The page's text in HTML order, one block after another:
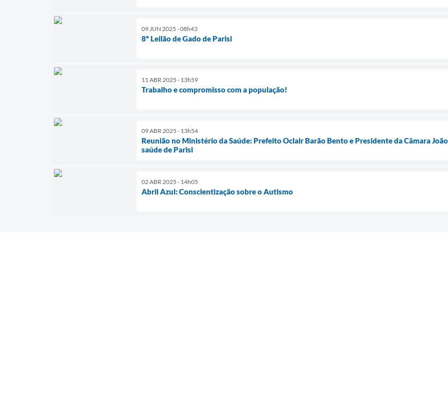
09 JUN 2025 - 08h43
8º Leilão de Gado de Parisi
11 ABR 2025 - 13h59
Trabalho e compromisso com a população!
09 ABR 2025 - 13h54
Reunião no Ministério da Saúde: Prefeito Oclair Barão Bento e Presidente da Câmara
saúde de Parisi
02 ABR 2025 - 14h05
Abril Azul: Conscientização sobre o Autismo